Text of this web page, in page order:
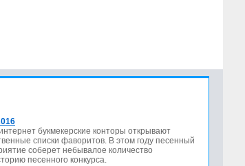
букмекерские конторы открывают
списки фаворитов. В этом году песенный
соберет небывалое количество
песенного конкурса.